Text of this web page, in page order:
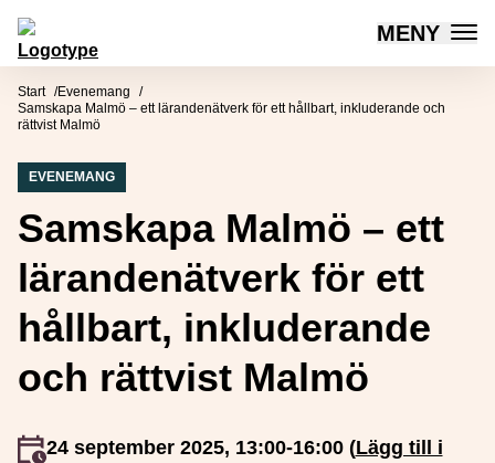
Hoppa till innehåll
Mötesplatsen Social Innovation MENY
Start
Evenemang
Samskapa Malmö – ett lärandenätverk för ett hållbart, inkluderande och
rättvist Malmö
EVENEMANG
Samskapa Malmö – ett
lärandenätverk för ett
hållbart, inkluderande
och rättvist Malmö
Event inträffar
24 september 2025, 13:00-16:00 (Lägg till i